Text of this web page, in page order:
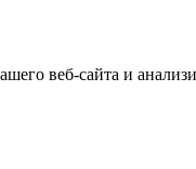
веб-сайта и